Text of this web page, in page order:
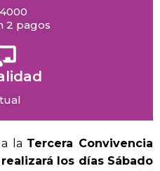
2 pagos
la Tercera Convivencia
los días Sábado